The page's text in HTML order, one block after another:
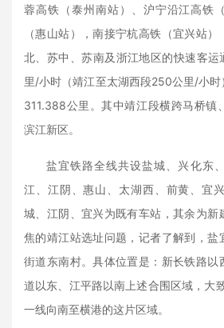
蓉高铁（泰州南站）、沪宁沿江高铁
（惠山站），南接宁杭高铁（宜兴站
北、苏中、苏南及浙江地区的快速客
里/小时（靖江至太湖西段250公里/小
311.388公里。其中靖江段横跨马桥镇
滨江新区。
盐宜铁路全线共设盐城、兴化东
江、江阴、惠山、太湖西、前黄、宜
城、江阴、宜兴为既有车站，其余为新
焦的靖江站选址问题，记者了解到，盐
街道东南村。具体位置是：新长铁路以
道以东、江平路以南上述合围区域，大
一线向南至横港的这片区域。